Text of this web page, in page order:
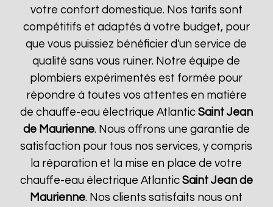
votre confort domestique. Nos tarifs sont
compétitifs et adaptés à votre budget, pour
que vous puissiez bénéficier d'un service de
qualité sans vous ruiner. Notre équipe de
plombiers expérimentés est formée pour
répondre à toutes vos attentes en matière
de chauffe-eau électrique Atlantic Saint Jean
de Maurienne. Nous offrons une garantie de
satisfaction pour tous nos services, y compris
la réparation et la mise en place de votre
chauffe-eau électrique Atlantic Saint Jean de
Maurienne. Nos clients satisfaits nous ont